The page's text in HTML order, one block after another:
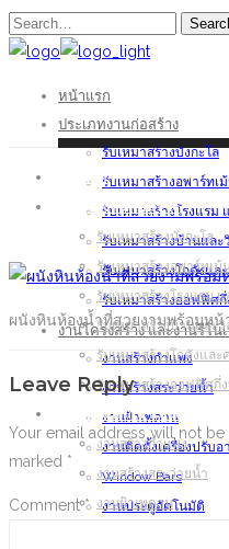
หน้าแรก
ประเภทงานก่อสร้าง
รับเหมาสร้างบังกะโล
รับเหมาสร้างอพาร์ทเ
รับเหมาสร้างโรงแรม
รับเหมาสร้างบ้านและ
รับเหมาสร้างโกดังแล
รับเหมาสร้างออฟฟิศ
งานโครงสร้าง และงานรีโน
งานสร้างกำแพง
งานสร้างสระว่ายน้ำ
งานฝ้าเพดาน
งานติดตั้งเครื่องปรับอ
Window Bars
งานประตูอัตโนมัติ
หน้าแรก
ประเภทงานก่อสร้าง
รับเหมาสร้างบังกะโล
รับเหมาสร้างอพาร์ทเม้
รับเหมาสร้างโรงแรม
รับเหมาสร้างบ้านและวิ
รับเหมาสร้างโกดังและ
รับเหมาสร้างออฟฟิศกึ่
งานโครงสร้าง และงานรีโน
งานสร้างกำแพง
งานสร้างสระว่ายน้ำ
งานฝ้าเพดาน
ผนังหินห้องน้ำที่สวยงามพร้อมหน้
Leave Reply
Your email address will not be
marked *
Comment*